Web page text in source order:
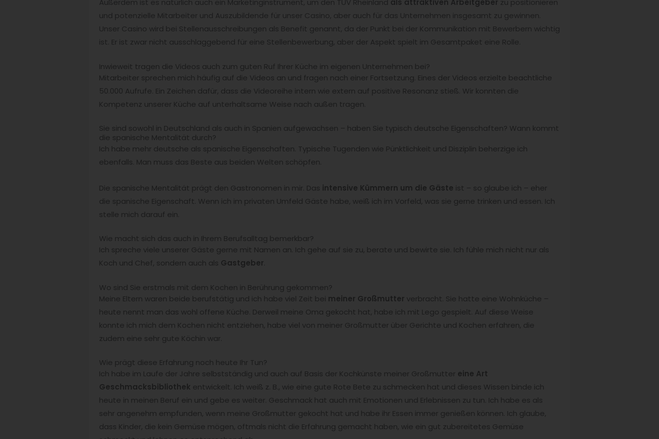
Außerdem ist es natürlich auch ein Marketinginstrument, um den TÜV Rheinland als attraktiven Arbeitgeber zu positionieren
und potenzielle Mitarbeiter und Auszubildende für unser Casino, aber auch für das Unternehmen insgesamt zu gewinnen.
Unser Casino wird bei Stellenausschreibungen als Benefit genannt, da der Punkt bei der Kommunikation mit Bewerbern wichtig
ist. Er ist zwar nicht ausschlaggebend für eine Stellenbewerbung, aber der Aspekt spielt im Gesamtpaket eine Rolle.
Inwieweit tragen die Videos auch zum guten Ruf Ihrer Küche im eigenen Unternehmen bei?
Mitarbeiter sprechen mich häufig auf die Videos an und fragen nach einer Fortsetzung. Eines der Videos erzielte beachtliche
50.000 Aufrufe. Ein Zeichen dafür, dass die Videoreihe intern wie extern auf positive Resonanz stieß. Wir konnten die
Kompetenz unserer Küche auf unterhaltsame Weise nach außen tragen.
Sie sind sowohl in Deutschland als auch in Spanien aufgewachsen – haben Sie typisch deutsche Eigenschaften? Wann kommt
die spanische Mentalität durch?
Ich habe mehr deutsche als spanische Eigenschaften. Typische Tugenden wie Pünktlichkeit und Disziplin beherzige ich
ebenfalls. Man muss das Beste aus beiden Welten schöpfen.
Die spanische Mentalität prägt den Gastronomen in mir. Das intensive Kümmern um die Gäste ist – so glaube ich – eher
die spanische Eigenschaft. Wenn ich im privaten Umfeld Gäste habe, weiß ich im Vorfeld, was sie gerne trinken und essen. Ich
stelle mich darauf ein.
Wie macht sich das auch in Ihrem Berufsalltag bemerkbar?
Ich spreche viele unserer Gäste gerne mit Namen an. Ich gehe auf sie zu, berate und bewirte sie. Ich fühle mich nicht nur als
Koch und Chef, sondern auch als Gastgeber
Wo sind Sie erstmals mit dem Kochen in Berührung gekommen?
Meine Eltern waren beide berufstätig und ich habe viel Zeit bei meiner Großmutter verbracht. Sie hatte eine Wohnküche –
heute nennt man das wohl offene Küche. Derweil meine Oma gekocht hat, habe ich mit Lego gespielt. Auf diese Weise
konnte ich mich dem Kochen nicht entziehen, habe viel von meiner Großmutter über Gerichte und Kochen erfahren, die
zudem eine sehr gute Köchin war.
Wie prägt diese Erfahrung noch heute Ihr Tun?
Ich habe im Laufe der Jahre selbstständig und auch auf Basis der Kochkünste meiner Großmutter eine Art
Geschmacksbibliothek entwickelt. Ich weiß z. B., wie eine gute Rote Bete zu schmecken hat und dieses Wissen binde ich
heute in meinen Beruf ein und gebe es weiter. Geschmack hat auch mit Emotionen und Erlebnissen zu tun. Ich habe es als
sehr angenehm empfunden, wenn meine Großmutter gekocht hat und habe ihr Essen immer genießen können. Ich glaube,
dass Kinder, die kein Gemüse mögen, oftmals nicht die Erfahrung gemacht haben, wie ein gut zubereitetes Gemüse